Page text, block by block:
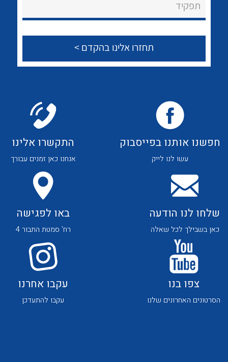
צור קשר
לכל מוצרי היצרן
לכל מוצרי היצרן לכל מוצרי היצרן
תפקיד
חפשנו אותנו בפייסבוק
עשו לנו לייק
התקשרו אלינו
אנחנו כאן זמנים עבורך
שלחו לנו הודעה
כאן בשבילך לכל שאלה
באו לפגישה
רח' סמטת התבור 4
צפו בנו
הסרטונים האחרונים שלנו
עקבו אחרנו
עקבו להתעדכן